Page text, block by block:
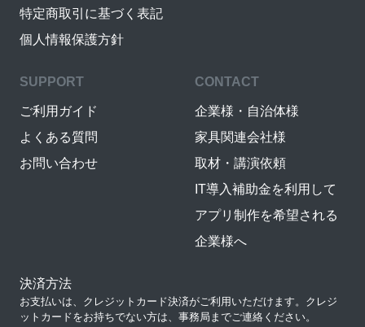
特定商取引に基づく表記
個人情報保護方針
SUPPORT
ご利用ガイド
よくある質問
お問い合わせ
CONTACT
企業様・自治体様
家具関連会社様
取材・講演依頼
IT導入補助金を利用して
アプリ制作を希望される
企業様へ
決済方法
お支払いは、クレジットカード決済がご利用いただけます。クレジ
ットカードをお持ちでない方は、事務局までご連絡ください。